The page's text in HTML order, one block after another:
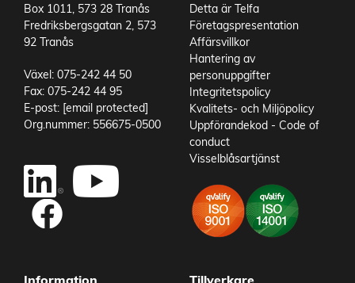
Box 1011, 573 28 Tranås
Fredriksbergsgatan 2, 573
92 Tranås
Växel: 075-242 44 50
Fax: 075-242 44 95
E-post: [email protected]
Org.nummer: 556675-0500
Detta är Telfa
Företagspresentation
Affärsvillkor
Hantering av
personuppgifter
Integritetspolicy
Kvalitets- och Miljöpolicy
Uppförandekod - Code of
conduct
Visselblåsartjänst